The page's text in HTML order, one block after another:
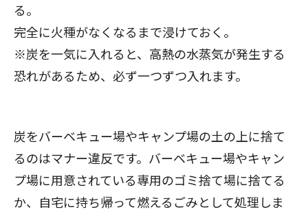
る。
完全に火種がなくなるまで浸けておく。
※炭を一気に入れると、高熱の水蒸気が発生する
恐れがあるため、必ず一つずつ入れます。
炭をバーベキュー場やキャンプ場の土の上に捨て
るのはマナー違反です。バーベキュー場やキャン
プ場に用意されている専用のゴミ捨て場に捨てる
か、自宅に持ち帰って燃えるごみとして処理しま